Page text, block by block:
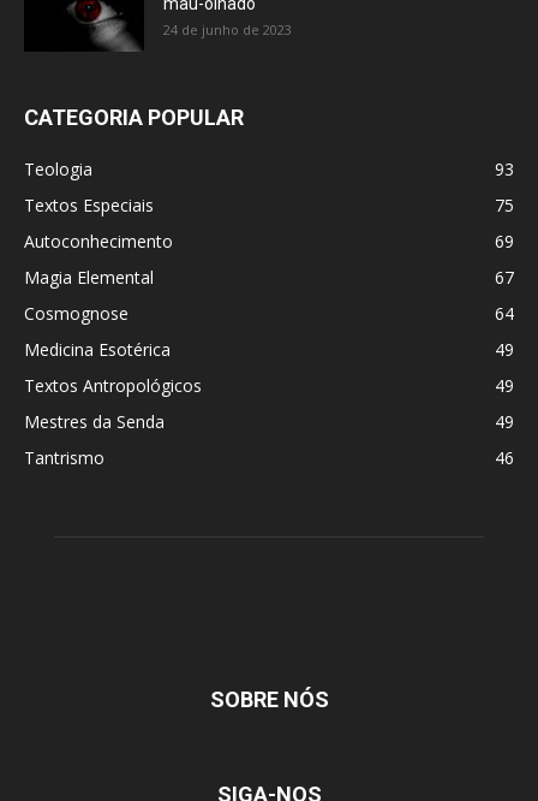
24 de junho de 2023
CATEGORIA POPULAR
Teologia
93
Textos Especiais
75
Autoconhecimento
69
Magia Elemental
67
Cosmognose
64
Medicina Esotérica
49
Textos Antropológicos
49
Mestres da Senda
49
Tantrismo
46
SOBRE NÓS
SIGA-NOS